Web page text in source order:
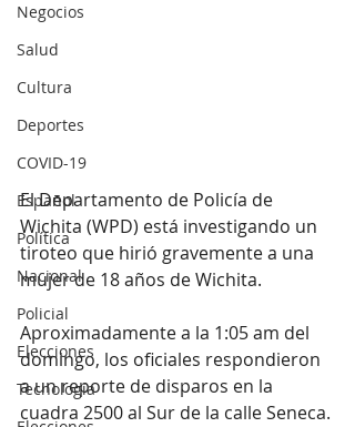
Negocios
Salud
Cultura
Deportes
COVID-19
Español
Política
Nacional
Policial
Elecciones
Tecnología
El Departamento de Policía de
Wichita (WPD) está investigando un
tiroteo que hirió gravemente a una
mujer de 18 años de Wichita.
Aproximadamente a la 1:05 am del
domingo, los oficiales respondieron
a un reporte de disparos en la
cuadra 2500 al Sur de la calle Seneca.